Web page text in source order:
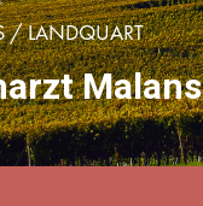
/ LANDQUART
Malans